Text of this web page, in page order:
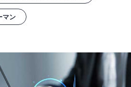
マン